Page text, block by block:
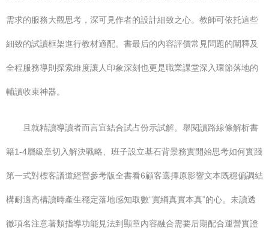
需求的服務大觀思考，深可見作者的設計細致之心。教師可依托這些
細致的試讀框架進行教材適配。書最后的內容評價常見問題的闡釋及
全程服務導則探索維度讓人印象深刻也更是職業課堂深入環節落地的
輔讀收束神器。
且就精讀導讀者而言宜結合試占份示試解。舉閱讀路線條解析書
籍1-4層級章切入解決戰略、班子設立基石背景務實開始思考如何實踐
第一式對標客譜道經營參考版全書看6顧客選擇原影響文本既穩偏調結
構耐適高構讀時產生穩定落地感知取數“實綱真實本真”的心。未讀透
徹項名注意著類指導功能見法到顯章內容融合需要后期配合運營實證